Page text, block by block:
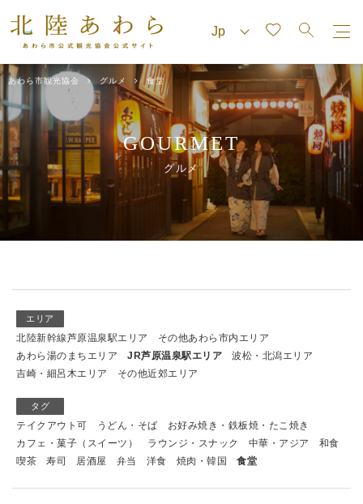
あわら市観光協会 グルメ 食堂
GOURMET
グルメ
エリア
北陸新幹線芦原温泉駅エリア
その他あわら市内エリア
あわら湯のまちエリア
JR芦原温泉駅エリア
波松・北潟エリア
吉崎・細呂木エリア
その他近郊エリア
タグ
テイクアウト可 うどん・そば
お好み焼き・鉄板焼・たこ焼き
カフェ・菓子（スイーツ）
ラウンジ・スナック 中華・アジア
和食
喫茶
寿司 居酒屋 弁当 洋食 焼肉・韓国 食堂